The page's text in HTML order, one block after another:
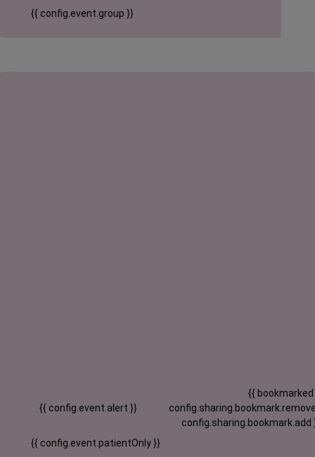
{{ config.event.group }}
{{ config.event.alert }}
{{ bookmarked
config.sharing.bookmark.add
{{ config.event.patientOnly }}